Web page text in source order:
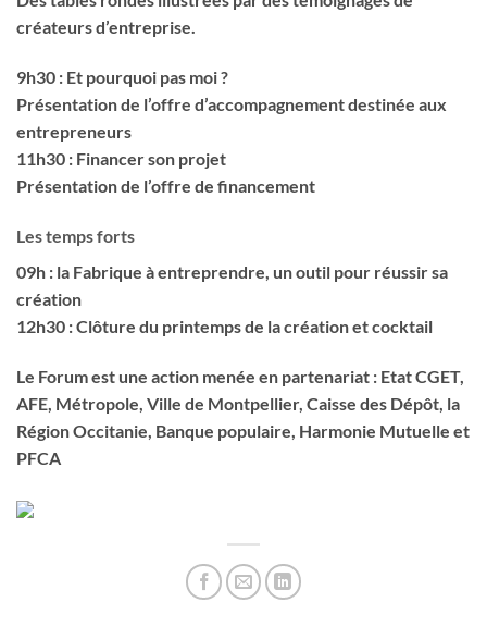
créateurs d’entreprise.
9h30 : Et pourquoi pas moi ?
Présentation de l’offre d’accompagnement destinée aux
entrepreneurs
11h30 : Financer son projet
Présentation de l’offre de financement
Les temps forts
09h : la Fabrique à entreprendre , un outil pour réussir sa
création
12h30 : Clôture du printemps de la création et cocktail
Le Forum est une action menée en partenariat : Etat CGET,
AFE, Métropole, Ville de Montpellier, Caisse des Dépôt, la
Région Occitanie, Banque populaire, Harmonie Mutuelle et
PFCA